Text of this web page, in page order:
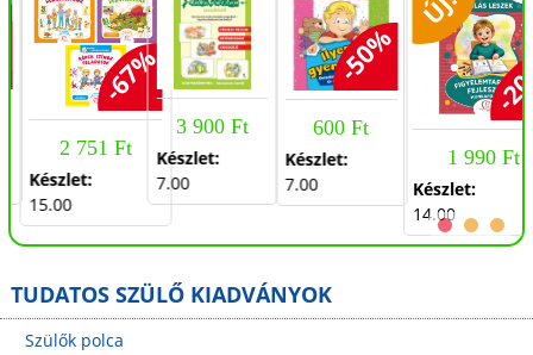
-67%
2 751 Ft
Készlet:
15.00
3 900 Ft
Készlet:
7.00
és
önmagukról
-50%
600 Ft
Készlet:
7.00
Iskola-
előkészítés
májusig -
osztály
-
1 990 Ft
Készlet:
14.00
TUDATOS SZÜLŐ KIADVÁNYOK
Szülők polca